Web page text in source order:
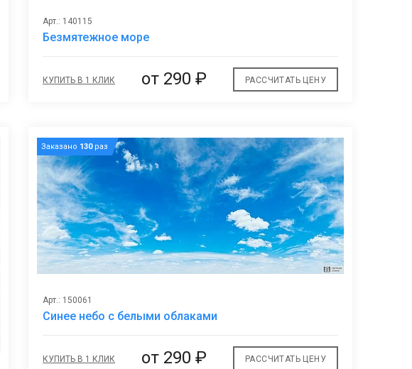
избранное
Арт.: 140115
Безмятежное море
КУПИТЬ В 1 КЛИК от 290 ₽ РАССЧИТАТЬ ЦЕНУ
Заказано 130раз
Арт.: 150061
Синее небо с белыми облаками
КУПИТЬ В 1 КЛИК от 290 ₽ РАССЧИТАТЬ ЦЕНУ